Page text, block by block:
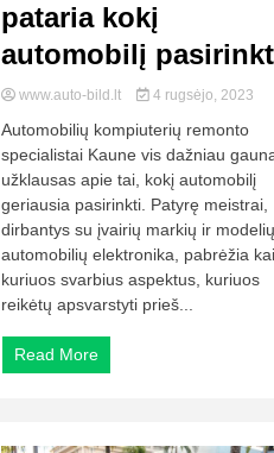
pataria kokį
automobilį
www.auto-bild.lt 4 rugsėjo, 2023
Automobilių kompiuterių remonto
specialistai Kaune vis dažniau
užklausas apie tai, kokį automobilį
geriausia pasirinkti. Patyrę meistrai,
dirbantys su įvairių markių ir modelių
automobilių elektronika, pabrėžia kai
kuriuos svarbius aspektus, kuriuos
reikėtų apsvarstyti prieš...
Read More